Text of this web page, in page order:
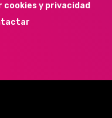
cookies y privacidad